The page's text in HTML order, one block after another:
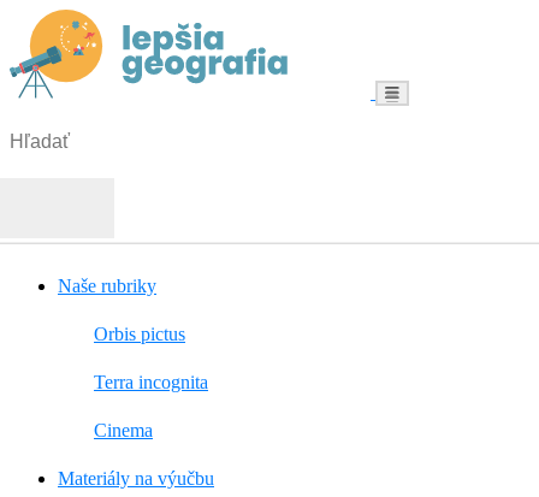
Menu
Naše rubriky
Orbis pictus
Terra incognita
Cinema
Materiály na výučbu